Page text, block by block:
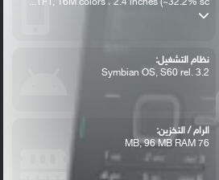
TFT, 16M colors ، 2.4 inches (~32.2% sc...
نظام التشغيل:
Symbian OS, S60 rel. 3.2
الرام / التخزين:
76 MB, 96 MB RAM